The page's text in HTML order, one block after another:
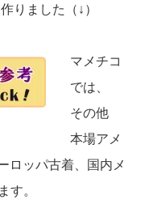
りました（↓）
マメチコ
では、
その他
本場アメ
ロッパ古着、国内メ
す。